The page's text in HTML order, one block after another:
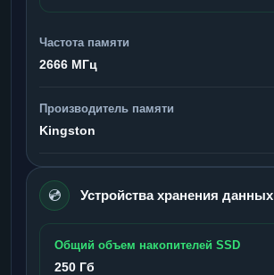
Частота памяти
2666 МГц
Производитель памяти
Kingston
💿 Устройства хранения данных
Общий объем накопителей SSD
250 Гб